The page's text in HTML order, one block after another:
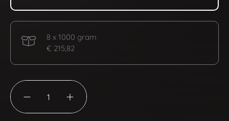
8 x 1000 gram
€ 215,82